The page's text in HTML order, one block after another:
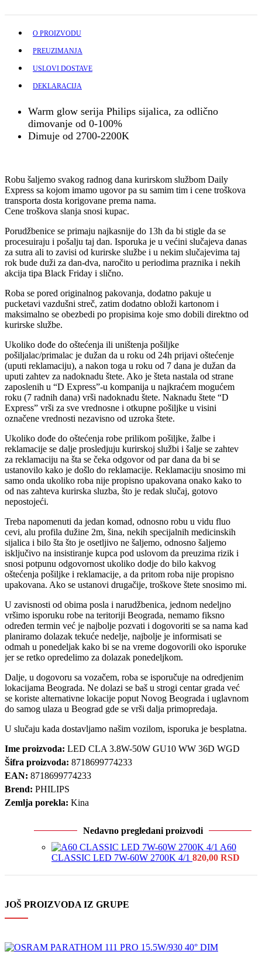
O PROIZVODU
PREUZIMANJA
USLOVI DOSTAVE
DEKLARACIJA
Warm glow serija Philips sijalica, za odlično
dimovanje od 0-100%
Dimuje od 2700-2200K
Robu šaljemo svakog radnog dana kurirskom službom Daily
Express sa kojom imamo ugovor pa su samim tim i cene troškova
transporta dosta korigovane prema nama.
Cene troškova slanja snosi kupac.
Porudžbenice se primaju najkasnije do 13h da bi stigle da se
procesuiraju i pošalju taj dan. Isporuka je u većini slučajeva danas
za sutra ali to zavisi od kurirske službe i u nekim slučajevima taj
rok bude duži za dan-dva, naročito u periodima praznika i nekih
akcija tipa Black Friday i slično.
Roba se pored originalnog pakovanja, dodatno pakuje u
pucketavi vazdušni streč, zatim dodatno obloži kartonom i
maksimalno se obezbedi po propisima koje smo dobili direktno od
kurirske službe.
Ukoliko dođe do oštećenja ili uništenja pošiljke
pošiljalac/primalac je dužan da u roku od 24h prijavi oštećenje
(uputi reklamaciju), a nakon toga u roku od 7 dana je dužan da
uputi zahtev za nadoknadu štete. Ako je šteta nastala od strane
zaposlenih u “D Express”-u kompanija u najkraćem mogućem
roku (7 radnih dana) vrši nadoknadu štete. Naknadu štete “D
Express” vrši za sve vrednosne i otkupne pošiljke u visini
označene vrednosti nezavisno od uzroka štete.
Ukoliko dođe do oštećenja robe prilikom pošiljke, žalbe i
reklamacije se dalje prosledjuju kurirskoj službi i šalje se zahtev
za reklamaciju na šta se čeka odgovor od par dana da bi se
ustanovilo kako je došlo do reklamacije. Reklamaciju snosimo mi
samo onda ukoliko roba nije propisno upakovana onako kako to
od nas zahteva kurirska sluzba, što je redak slučaj, gotovo
nepostojeći.
Treba napomenuti da jedan komad, odnosno robu u vidu fluo
cevi, alu profila dužine 2m, šina, nekih specijalnih medicinskih
sijalica i bilo šta što je osetljivo ne šaljemo, odnosno šaljemo
isključivo na insistiranje kupca pod uslovom da preuzima rizik i
snosi potpunu odgovornost ukoliko dodje do bilo kakvog
oštećenja pošiljke i reklamacije, a da pritom roba nije propisno
upakovana. Ako se ustanovi drugačije, troškove štete snosimo mi.
U zavisnosti od obima posla i narudžbenica, jednom nedeljno
vršimo isporuku robe na teritoriji Beograda, nemamo fiksno
određen termin već je najbolje pozvati i dogovoriti se sa nama kad
planiramo dolazak tekuće nedelje, najbolje je informisati se
odmah u ponedeljak kako bi se na vreme dogovorili oko isporuke
jer se retko opredelimo za dolazak ponedeljkom.
Dalje, u dogovoru sa vozačem, roba se isporučuje na odredjenim
lokacijama Beograda. Ne dolazi se baš u strogi centar grada već
se koriste alternativne lokacije poput Novog Beograda i uglavnom
do samog ulaza u Beograd gde se vrši dalja primopredaja.
U slučaju kada dostavljamo našim vozilom, isporuka je besplatna.
Ime proizvoda: LED CLA 3.8W-50W GU10 WW 36D WGD
Šifra proizvoda: 8718699774233
EAN: 8718699774233
Brend: PHILIPS
Zemlja porekla: Kina
Nedavno pregledani proizvodi
A60
CLASSIC LED 7W-60W 2700K 4/1 820,00 RSD
JOŠ PROIZVODA IZ GRUPE